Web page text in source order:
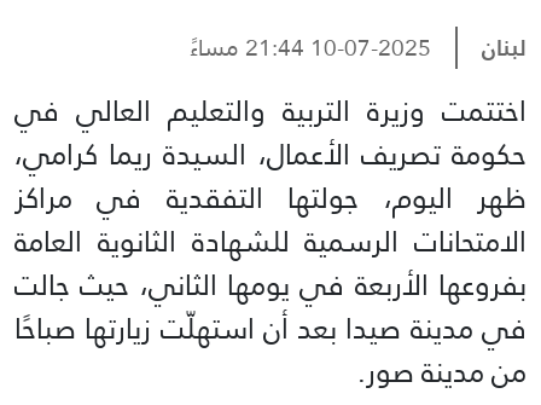
لبنان 10-07-2025 21:44 مساءً
اختتمت وزيرة التربية والتعليم العالي في
حكومة تصريف الأعمال، السيدة ريما كرامي،
ظهر اليوم، جولتها التفقدية في مراكز
الامتحانات الرسمية للشهادة الثانوية العامة
بفروعها الأربعة في يومها الثاني، حيث جالت
في مدينة صيدا بعد أن استهلّت زيارتها صباحًا
من مدينة صور.